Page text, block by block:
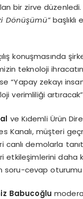
bir zirve düzenledi.
Dönüşümü”başlıklı
konuşmasında
teknoloji
“Yapay zekayı
verimliliği
ve Kıdemli Ürün
Kanalı, müşteri
demolarla
etkileşimlerini
soru-cevap
Babucoğlu